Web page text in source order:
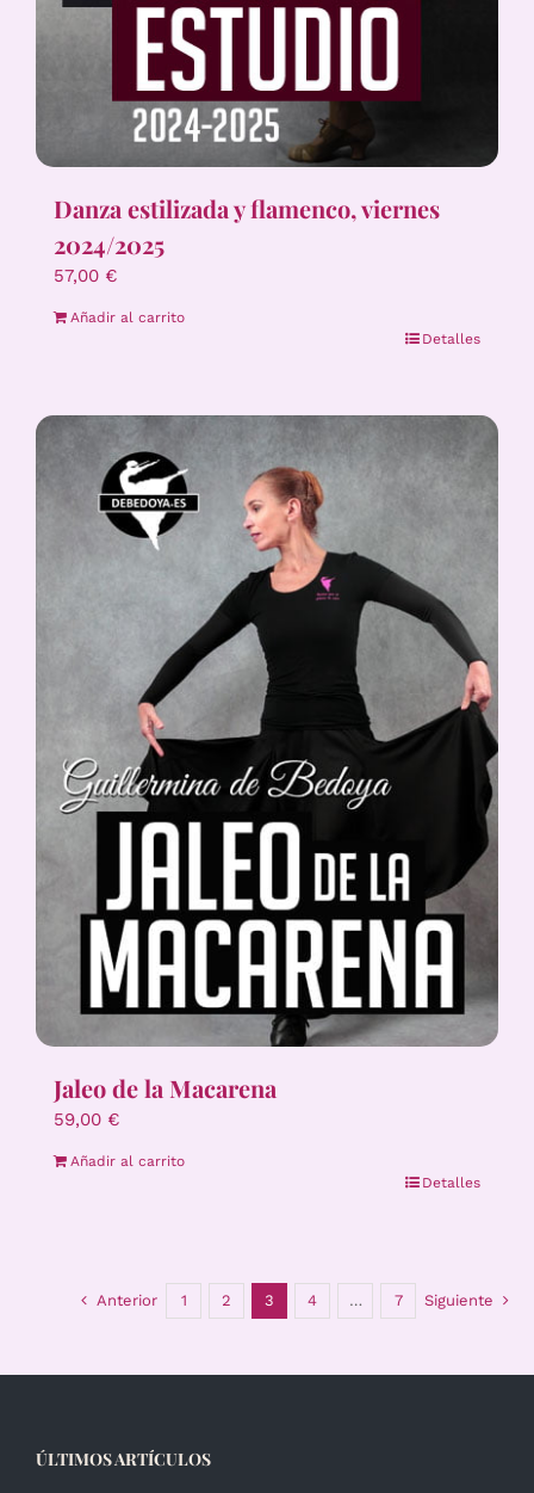
Danza estilizada y flamenco, viernes
2024/2025
57,00 €
Añadir al carrito
Detalles
Jaleo de la Macarena
59,00 €
Añadir al carrito
Detalles
Anterior 1 2 3 4 … 7 Siguiente
ÚLTIMOS ARTÍCULOS